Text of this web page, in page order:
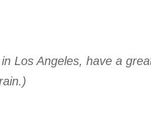
Los Angeles, have a